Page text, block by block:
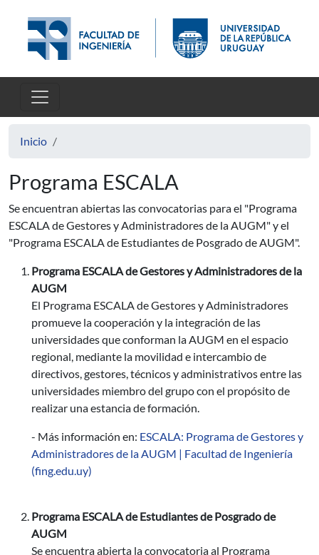
Inicio
Programa ESCALA
Se encuentran abiertas las convocatorias para el "Programa
ESCALA de Gestores y Administradores de la AUGM" y el
"Programa ESCALA de Estudiantes de Posgrado de AUGM".
Programa ESCALA de Gestores y Administradores de la
AUGM
El Programa ESCALA de Gestores y Administradores
promueve la cooperación y la integración de las
universidades que conforman la AUGM en el espacio
regional, mediante la movilidad e intercambio de
directivos, gestores, técnicos y administrativos entre las
universidades miembro del grupo con el propósito de
realizar una estancia de formación.
- Más información en: ESCALA: Programa de Gestores y
Administradores de la AUGM | Facultad de Ingeniería
(fing.edu.uy)
Programa ESCALA de Estudiantes de Posgrado de
AUGM
Se encuentra abierta la convocatoria al Programa